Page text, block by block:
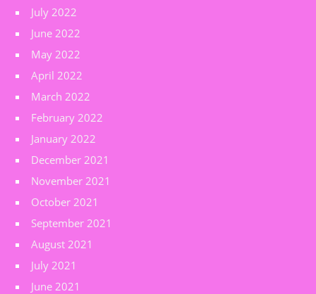
July 2022
June 2022
May 2022
April 2022
March 2022
February 2022
January 2022
December 2021
November 2021
October 2021
September 2021
August 2021
July 2021
June 2021